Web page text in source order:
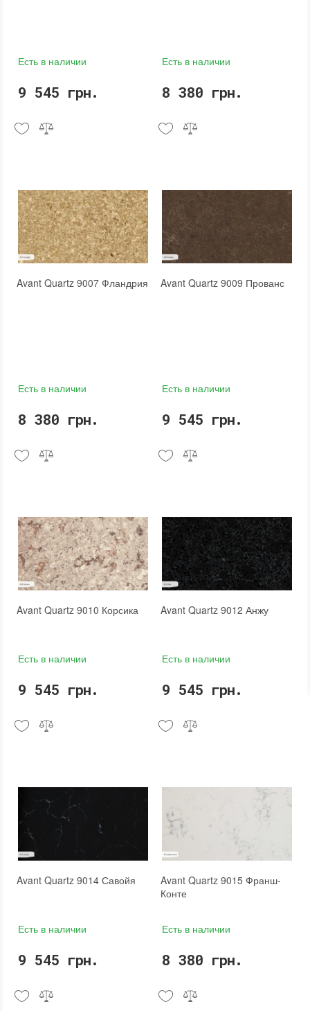
Есть в наличии
9 545 грн.
Есть в наличии
8 380 грн.
Avant Quartz 9007 Фландрия
Есть в наличии
8 380 грн.
Avant Quartz 9009 Прованс
Есть в наличии
9 545 грн.
Avant Quartz 9010 Корсика
Есть в наличии
9 545 грн.
Avant Quartz 9012 Анжу
Есть в наличии
9 545 грн.
Avant Quartz 9014 Савойя
Есть в наличии
9 545 грн.
Avant Quartz 9015 Франш-
Конте
Есть в наличии
8 380 грн.